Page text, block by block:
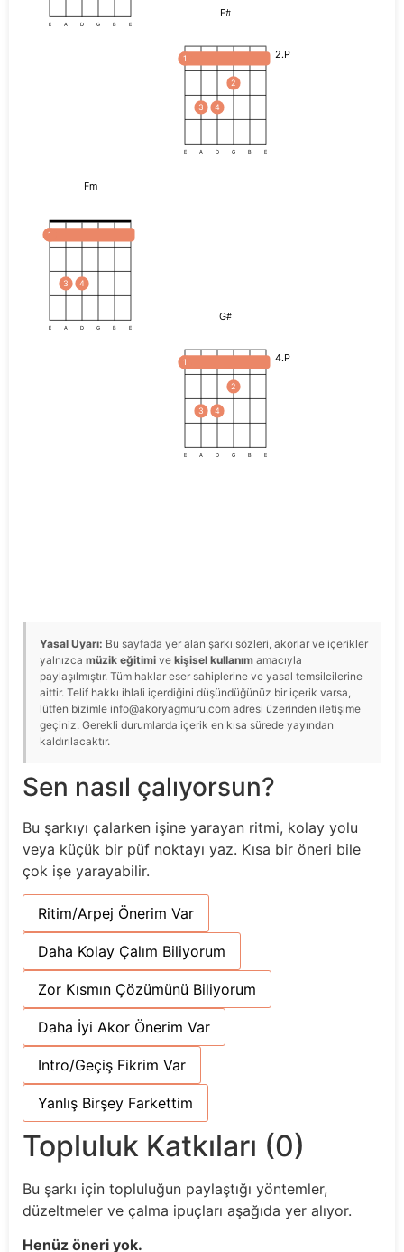
E A D G B E
F#
2.P
1
3 4
2
E A D G B E
Fm
1
3 4
E A D G B E
G#
4.P
1
3 4
2
E A D G B E
Yasal Uyarı: Bu sayfada yer alan şarkı sözleri, akorlar ve içerikler
yalnızca müzik eğitimi ve kişisel kullanım amacıyla
paylaşılmıştır. Tüm haklar eser sahiplerine ve yasal temsilcilerine
aittir. Telif hakkı ihlali içerdiğini düşündüğünüz bir içerik varsa,
lütfen bizimle info@akoryagmuru.com adresi üzerinden iletişime
geçiniz. Gerekli durumlarda içerik en kısa sürede yayından
kaldırılacaktır.
Sen nasıl çalıyorsun?
Bu şarkıyı çalarken işine yarayan ritmi, kolay yolu
veya küçük bir püf noktayı yaz. Kısa bir öneri bile
çok işe yarayabilir.
Ritim/Arpej Önerim Var
Daha Kolay Çalım Biliyorum
Zor Kısmın Çözümünü Biliyorum
Daha İyi Akor Önerim Var
Intro/Geçiş Fikrim Var
Yanlış Birşey Farkettim
Topluluk Katkıları (0)
Bu şarkı için topluluğun paylaştığı yöntemler,
düzeltmeler ve çalma ipuçları aşağıda yer alıyor.
Henüz öneri yok.